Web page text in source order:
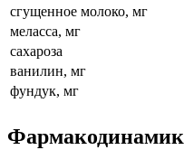
сгущенное молоко, мг
меласса, мг
сахароза
ванилин, мг
фундук, мг